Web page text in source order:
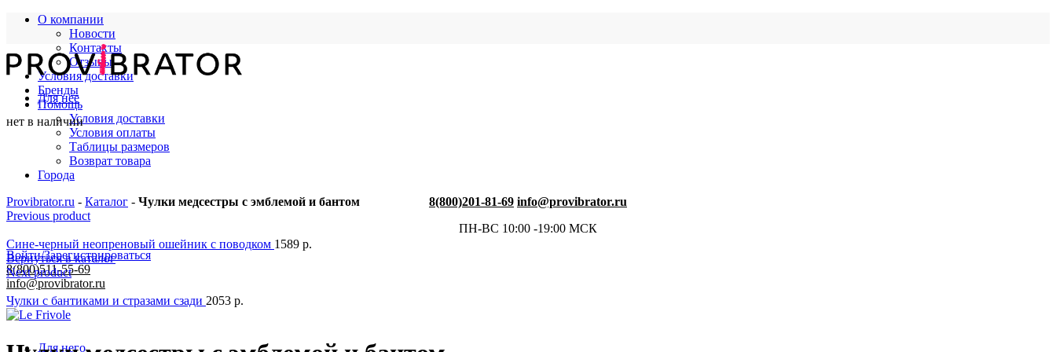
О компании
Новости
Контакты
Отзывы
Условия доставки
Бренды
Помощь
Условия доставки
Условия оплаты
Таблицы размеров
Возврат товара
Города
8(800)201-81-69 info@provibrator.ru
ПН-ВС 10:00 -19:00 МСК
Войти/Зарегистрироваться
8(800)511-55-69
info@provibrator.ru
Для нее
Для него
нет в наличии
Provibrator.ru - Каталог - Чулки медсестры с эмблемой и бантом
Previous product
Сине-черный неопреновый ошейник с поводком 1589 р.
Вернуться в каталог
Next product
Чулки с бантиками и стразами сзади 2053 р.